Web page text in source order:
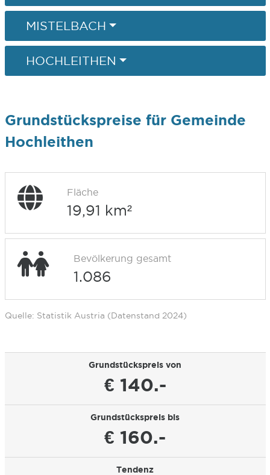
MISTELBACH
HOCHLEITHEN
Grundstückspreise für Gemeinde
Hochleithen
Fläche
19,91 km²
Bevölkerung gesamt
1.086
Quelle: Statistik Austria (Datenstand 2024)
Grundstückspreis von
€ 140.-
Grundstückspreis bis
€ 160.-
Tendenz